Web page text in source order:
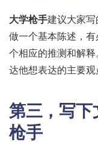
大学枪手建议大家
做一个基本陈述，
个相应的推测和解
达他想表达的主要观
第三，写
枪手